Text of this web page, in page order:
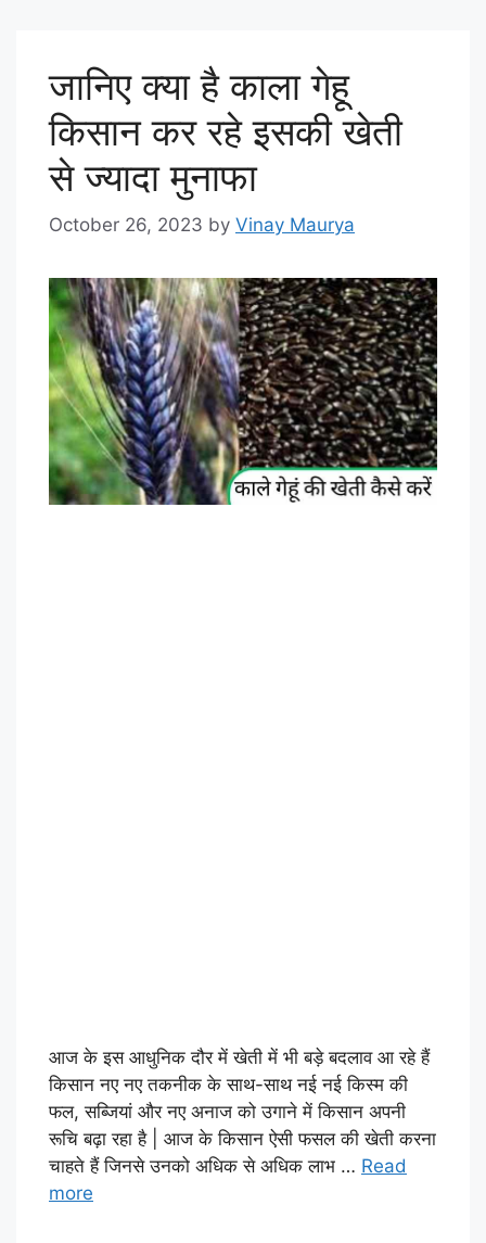
जानिए क्या है काला गेहू
किसान कर रहे इसकी खेती
से ज्यादा मुनाफा
October 26, 2023 by Vinay Maurya
आज के इस आधुनिक दौर में खेती में भी बड़े बदलाव आ रहे हैं
किसान नए नए तकनीक के साथ-साथ नई नई किस्म की
फल, सब्जियां और नए अनाज को उगाने में किसान अपनी
रूचि बढ़ा रहा है | आज के किसान ऐसी फसल की खेती करना
चाहते हैं जिनसे उनको अधिक से अधिक लाभ … Read
more